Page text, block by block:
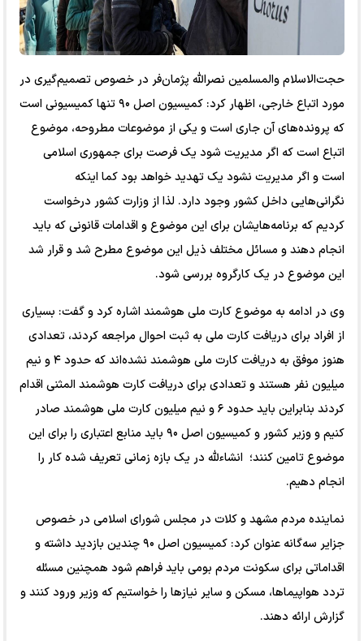
حجت‌الاسلام والمسلمین نصرالله پژمان‌فر در خصوص تصمیم‌گیری در
مورد اتباع خارجی، اظهار کرد: کمیسیون اصل ۹۰ تنها کمیسیونی است
که پرونده‌های آن جاری است و یکی از موضوعات مطروحه، موضوع
اتباع است که اگر مدیریت شود یک فرصت برای جمهوری اسلامی
است و اگر مدیریت نشود یک تهدید خواهد بود کما اینکه
نگرانی‌هایی داخل کشور وجود دارد. لذا از وزارت کشور درخواست
کردیم که برنامه‌هایشان برای این موضوع و اقدامات قانونی که باید
انجام دهند و مسائل مختلف ذیل این موضوع مطرح شد و قرار شد
این موضوع در یک کارگروه بررسی شود.
وی در ادامه به موضوع کارت ملی هوشمند اشاره کرد و گفت: بسیاری
از افراد برای دریافت کارت ملی به ثبت احوال مراجعه کردند، تعدادی
هنوز موفق به دریافت کارت ملی هوشمند نشده‌اند که حدود ۴ و نیم
میلیون نفر هستند و تعدادی برای دریافت کارت هوشمند المثنی اقدام
کردند بنابراین باید حدود ۶ و نیم میلیون کارت ملی هوشمند صادر
کنیم و وزیر کشور و کمیسیون اصل ۹۰ باید منابع اعتباری را برای این
موضوع تامین کنند؛ انشاءلله در یک بازه زمانی تعریف شده کار را
انجام دهیم.
نماینده مردم مشهد و کلات در مجلس شورای اسلامی در خصوص
جزایر سه‌گانه عنوان کرد: کمیسیون اصل ۹۰ چندین بازدید داشته و
اقداماتی برای سکونت مردم بومی باید فراهم شود همچنین مسئله
تردد هواپیماها، مسکن و سایر نیاز‌ها را خواستیم که وزیر ورود کنند و
گزارش ارائه دهند.